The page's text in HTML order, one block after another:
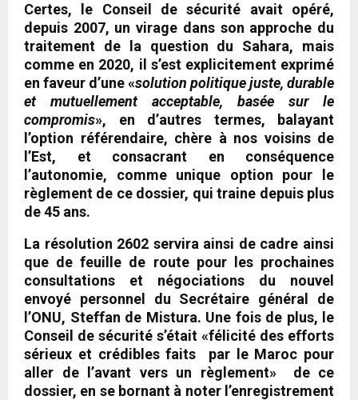
Certes, le Conseil de sécurité avait opéré,
depuis 2007, un virage dans son approche du
traitement de la question du Sahara, mais
comme en 2020, il s’est explicitement exprimé
en faveur d’une «solution politique juste, durable
et mutuellement acceptable, basée sur le
compromis», en d’autres termes, balayant
l’option référendaire, chère à nos voisins de
l’Est, et consacrant en conséquence
l’autonomie, comme unique option pour le
règlement de ce dossier, qui traine depuis plus
de 45 ans.
La résolution 2602 servira ainsi de cadre ainsi
que de feuille de route pour les prochaines
consultations et négociations du nouvel
envoyé personnel du Secrétaire général de
l’ONU, Steffan de Mistura. Une fois de plus, le
Conseil de sécurité s’était «félicité des efforts
sérieux et crédibles faits par le Maroc pour
aller de l’avant vers un règlement» de ce
dossier, en se bornant à noter l’enregistrement